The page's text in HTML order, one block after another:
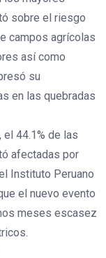
sobre el riesgo
campos agrícolas
así como
su
en las quebradas
el 44.1% de las
afectadas por
Instituto Peruano
el nuevo evento
meses escasez